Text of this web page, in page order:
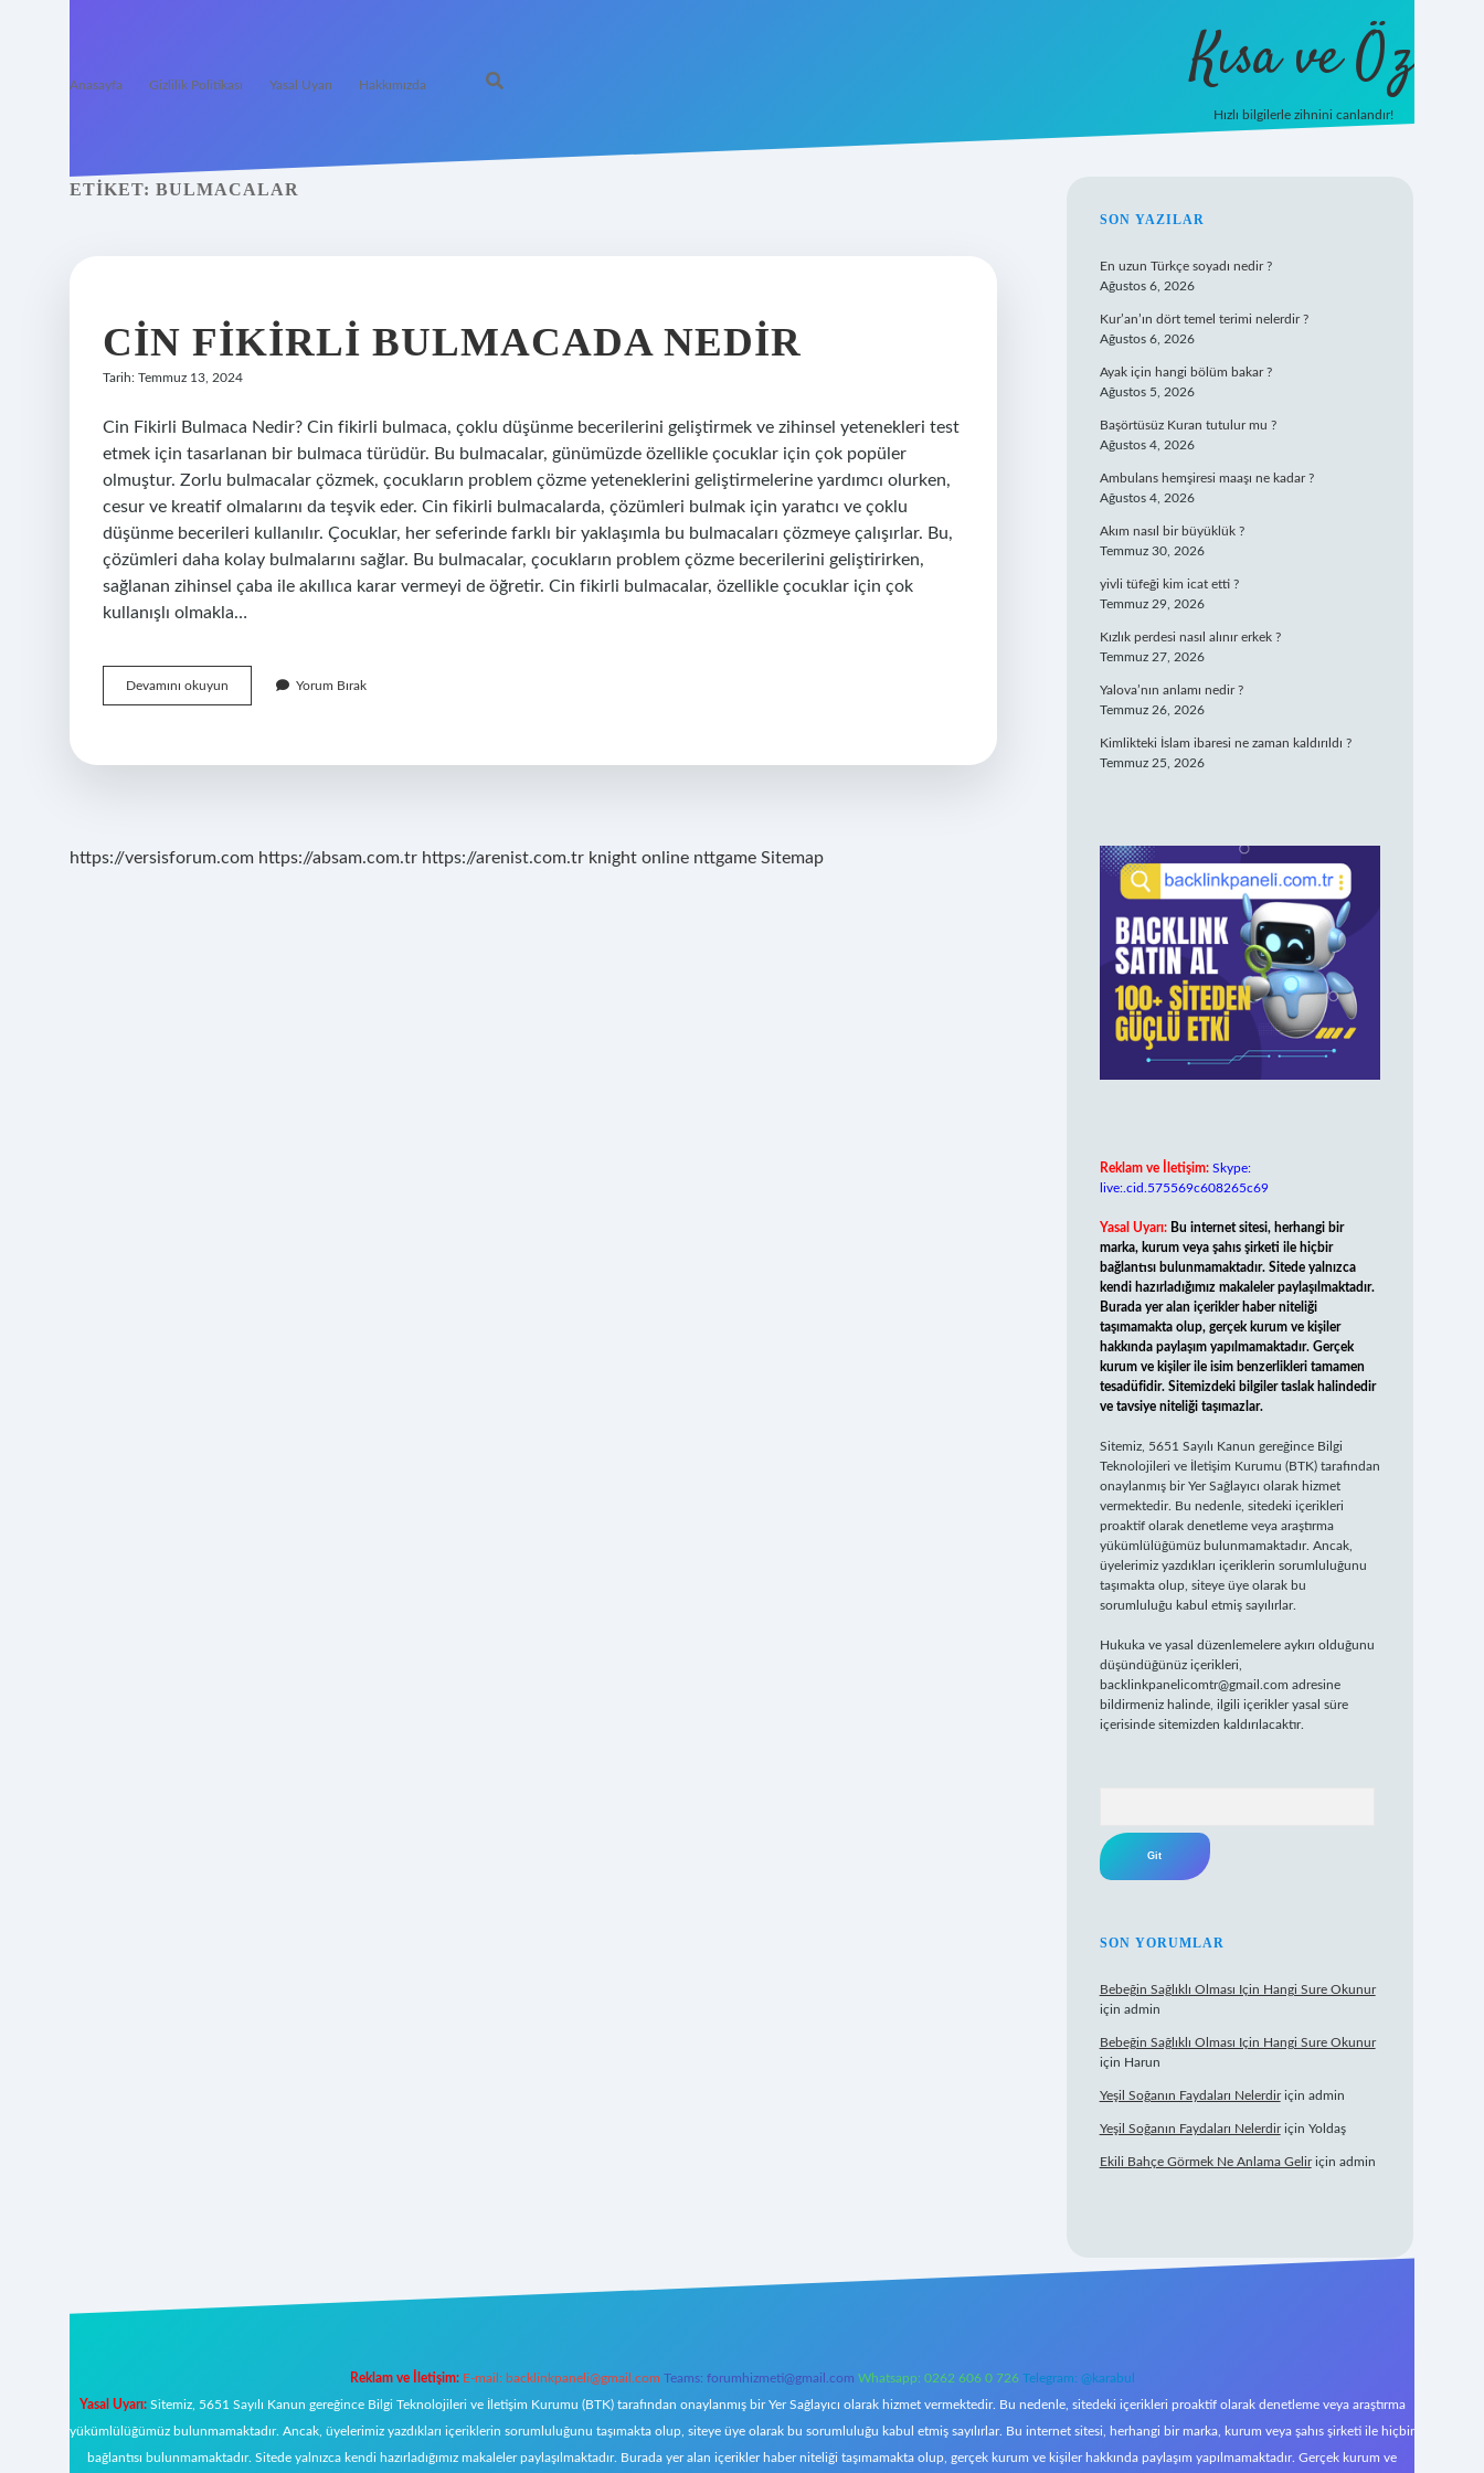
Anasayfa Gizlilik Politikası Yasal Uyarı Hakkımızda Kısa ve Öz
Hızlı bilgilerle zihnini canlandır!
ETIKET: BULMACALAR
CIN FIKIRLI BULMACADA NEDIR
Tarih: Temmuz 13, 2024
Cin Fikirli Bulmaca Nedir? Cin fikirli bulmaca, çoklu düşünme becerilerini geliştirmek ve zihinsel yetenekleri test
etmek için tasarlanan bir bulmaca türüdür. Bu bulmacalar, günümüzde özellikle çocuklar için çok popüler
olmuştur. Zorlu bulmacalar çözmek, çocukların problem çözme yeteneklerini geliştirmelerine yardımcı olurken,
cesur ve kreatif olmalarını da teşvik eder. Cin fikirli bulmacalarda, çözümleri bulmak için yaratıcı ve çoklu
düşünme becerileri kullanılır. Çocuklar, her seferinde farklı bir yaklaşımla bu bulmacaları çözmeye çalışırlar. Bu,
çözümleri daha kolay bulmalarını sağlar. Bu bulmacalar, çocukların problem çözme becerilerini geliştirirken,
sağlanan zihinsel çaba ile akıllıca karar vermeyi de öğretir. Cin fikirli bulmacalar, özellikle çocuklar için çok
kullanışlı olmakla…
Devamını okuyun
fikirli
Yorum Bırak
https://versisforum.com https://absam.com.tr https://arenist.com.tr knight online nttgame Sitemap
SIDEBAR
SON YAZILAR
En uzun Türkçe soyadı nedir ?
Ağustos 6, 2026
Kur’an’ın dört temel terimi nelerdir ?
Ağustos 6, 2026
Ayak için hangi bölüm bakar ?
Ağustos 5, 2026
Başörtüsüz Kuran tutulur mu ?
Ağustos 4, 2026
Ambulans hemşiresi maaşı ne kadar ?
Ağustos 4, 2026
Akım nasıl bir büyüklük ?
Temmuz 30, 2026
yivli tüfeği kim icat etti ?
Temmuz 29, 2026
Kızlık perdesi nasıl alınır erkek ?
Temmuz 27, 2026
Yalova’nın anlamı nedir ?
Temmuz 26, 2026
Kimlikteki İslam ibaresi ne zaman kaldırıldı ?
Temmuz 25, 2026
Reklam ve İletişim: Skype:
live:.cid.575569c608265c69
Yasal Uyarı: Bu internet sitesi, herhangi bir
marka, kurum veya şahıs şirketi ile hiçbir
bağlantısı bulunmamaktadır. Sitede yalnızca
kendi hazırladığımız makaleler paylaşılmaktadır.
Burada yer alan içerikler haber niteliği
taşımamakta olup, gerçek kurum ve kişiler
hakkında paylaşım yapılmamaktadır. Gerçek
kurum ve kişiler ile isim benzerlikleri tamamen
tesadüfidir. Sitemizdeki bilgiler taslak halindedir
ve tavsiye niteliği taşımazlar.
Sitemiz, 5651 Sayılı Kanun gereğince Bilgi
Teknolojileri ve İletişim Kurumu (BTK) tarafından
onaylanmış bir Yer Sağlayıcı olarak hizmet
vermektedir. Bu nedenle, sitedeki içerikleri
proaktif olarak denetleme veya araştırma
yükümlülüğümüz bulunmamaktadır. Ancak,
üyelerimiz yazdıkları içeriklerin sorumluluğunu
taşımakta olup, siteye üye olarak bu
sorumluluğu kabul etmiş sayılırlar.
Hukuka ve yasal düzenlemelere aykırı olduğunu
düşündüğünüz içerikleri,
backlinkpanelicomtr@gmail.com adresine
bildirmeniz halinde, ilgili içerikler yasal süre
içerisinde sitemizden kaldırılacaktır.
SON YORUMLAR
Bebeğin Sağlıklı Olması Için Hangi Sure Okunur
için admin
Bebeğin Sağlıklı Olması Için Hangi Sure Okunur
için Harun
Yeşil Soğanın Faydaları Nelerdiriçin admin
Yeşil Soğanın Faydaları Nelerdiriçin Yoldaş
Ekili Bahçe Görmek Ne Anlama Geliriçin admin
Reklam ve İletişim: E-mail: backlinkpaneli@gmail.com Teams: forumhizmeti@gmail.com Whatsapp: 0262 606 0 726 Telegram: @karabul
Yasal Uyarı:Sitemiz, 5651 Sayılı Kanun gereğince Bilgi Teknolojileri ve İletişim Kurumu (BTK) tarafından onaylanmış bir Yer Sağlayıcı olarak hizmet vermektedir. Bu nedenle, sitedeki içerikleri proaktif olarak denetleme veya araştırma
yükümlülüğümüz bulunmamaktadır. Ancak, üyelerimiz yazdıkları içeriklerin sorumluluğunu taşımakta olup, siteye üye olarak bu sorumluluğu kabul etmiş sayılırlar. Bu internet sitesi, herhangi bir marka, kurum veya şahıs şirketi ile hiçbir
bağlantısı bulunmamaktadır. Sitede yalnızca kendi hazırladığımız makaleler paylaşılmaktadır. Burada yer alan içerikler haber niteliği taşımamakta olup, gerçek kurum ve kişiler hakkında paylaşım yapılmamaktadır. Gerçek kurum ve